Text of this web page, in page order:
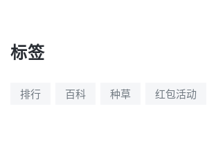
标签
排行 百科 种草 红包活动